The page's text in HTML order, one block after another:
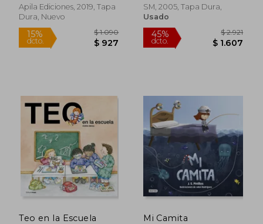
Apila Ediciones, 2019, Tapa
Dura, Nuevo
SM, 2005, Tapa Dura,
Usado
Teo en la Escuela Mi Camita